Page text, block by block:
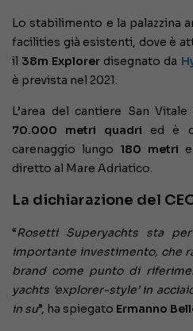
Lo stabilimento e la palazzina
facilities già esistenti, dove è
il 38m Explorer disegnato da
è prevista nel 2021.
L’area del cantiere San
70.000 metri quadri ed è
carenaggio lungo 180 metri
diretto al Mare Adriatico.
La dichiarazione del
“Rosetti Superyachts sta
importante investimento, che
brand come punto di
yachts ‘explorer-style’ in
in su”, ha spiegato Ermanno